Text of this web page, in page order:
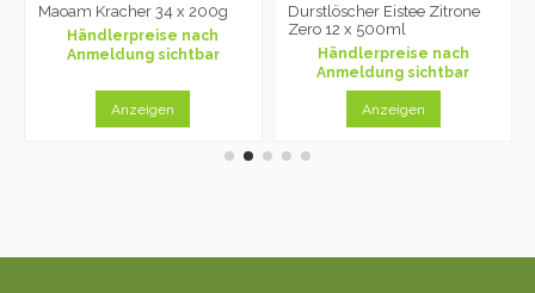
Maoam Kracher 34 x 200g
Händlerpreise nach
Anmeldung sichtbar
Anzeigen
Durstlöscher Eistee Zitrone
Zero 12 x 500ml
Händlerpreise nach
Anmeldung sichtbar
Anzeigen